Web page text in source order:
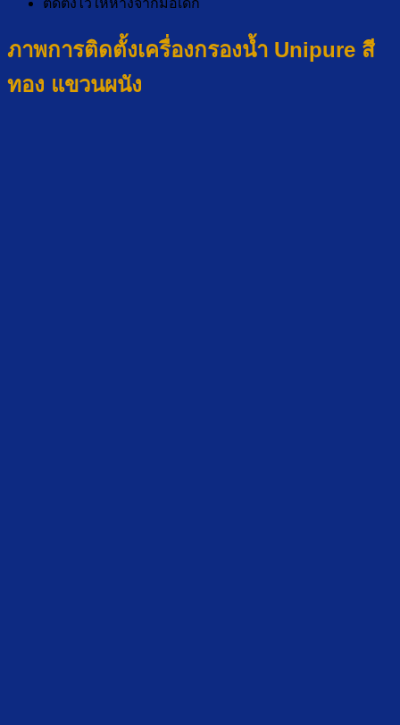
ภาพการติดตั้งเครื่องกรองน้ำ Unipure สี
ทอง แขวนผนัง